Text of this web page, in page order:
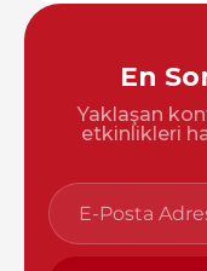
En
Yaklaşan
etkinlikleri